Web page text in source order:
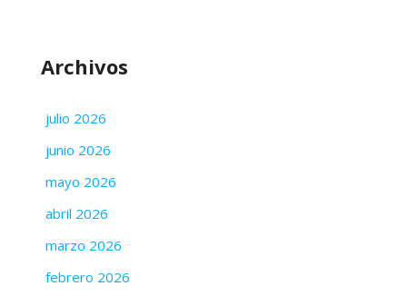
Archivos
julio 2026
junio 2026
mayo 2026
abril 2026
marzo 2026
febrero 2026